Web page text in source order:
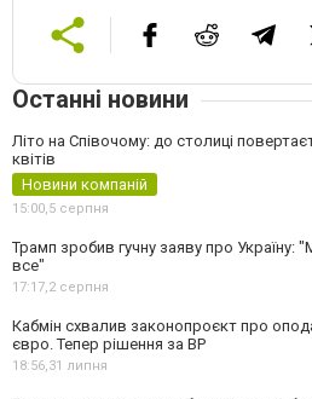
Останні новини
Літо на Співочому: до столиці
квітів
Новини компаній
15:00,5 серпня
Трамп зробив гучну заяву про
все"
17:17,2 серпня
Кабмін схвалив законопроєкт про
євро. Тепер рішення за ВР
18:56,31 липня